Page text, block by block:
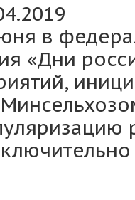
в
«Дни